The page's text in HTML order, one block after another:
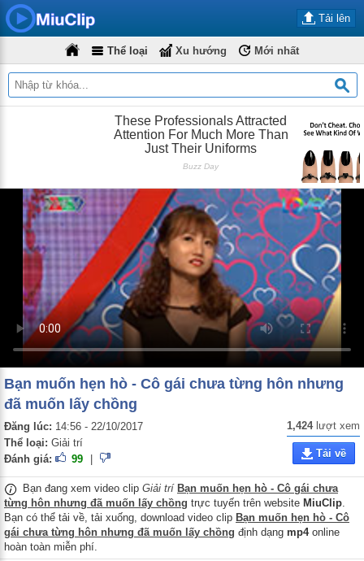
Tải lên
Thể loại Xu hướng Mới nhất
Bạn muốn hẹn hò - Cô gái chưa từng hôn nhưng
đã muốn lấy chồng
Đăng lúc: 14:56 - 22/10/2017
Thể loại: Giải trí
Đánh giá:
99
1,424lượt xem
Tải về
Bạn đang xem video clip Giải trí Bạn muốn hẹn hò - Cô gái chưa
từng hôn nhưng đã muốn lấy chồng trực tuyến trên website MiuClip.
Bạn có thể tải về, tải xuống, download video clip Bạn muốn hẹn hò - Cô
gái chưa từng hôn nhưng đã muốn lấy chồng định dạng mp4online
hoàn toàn miễn phí.